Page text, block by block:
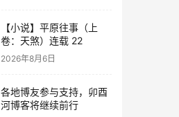
【小说】平原往事（上
卷：天煞）连载 22
2026年8月6日
各地博友参与支持，卯酉
河博客将继续前行